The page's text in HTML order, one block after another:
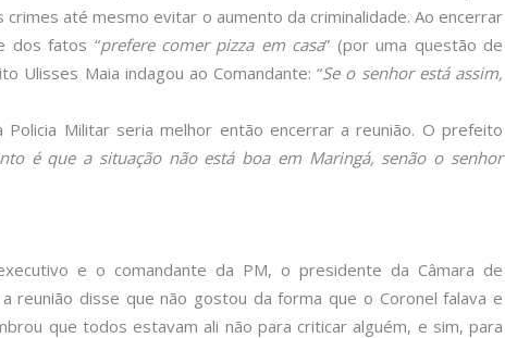
até mesmo evitar o aumento da criminalidade. Ao encerrar
dos fatos “prefere comer pizza em casa” (por uma questão de
Ulisses Maia indagou ao Comandante: “Se o senhor está assim,
Militar seria melhor então encerrar a reunião. O prefeito
é que a situação não está boa em Maringá, senão o senhor
e o comandante da PM, o presidente da Câmara de
reunião disse que não gostou da forma que o Coronel falava e
que todos estavam ali não para criticar alguém, e sim, para